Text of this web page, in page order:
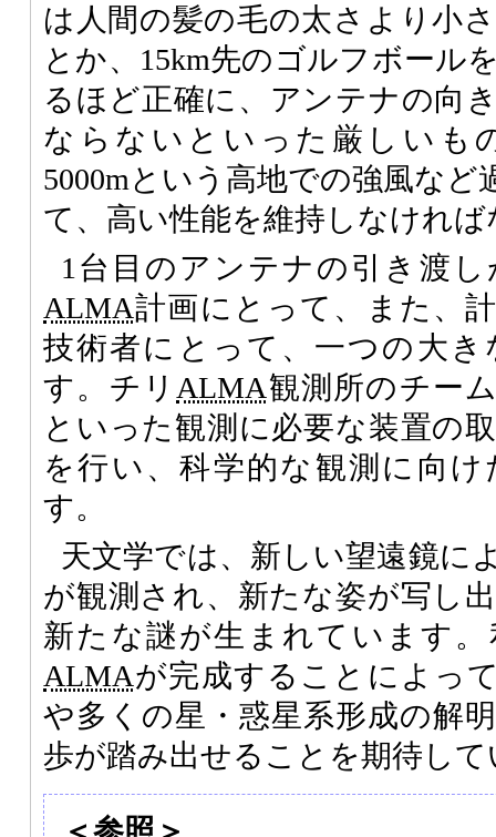
は人間の髪の毛の太さより小
とか、15km先のゴルフボール
るほど正確に、アンテナの向
ならないといった厳しいも
5000mという高地での強風など
て、高い性能を維持しなけれ
1台目のアンテナの引き渡
ALMA計画にとって、また、
技術者にとって、一つの大
す。チリ ALMA観測所のチー
といった観測に必要な装置の
を行い、科学的な観測に向
す。
天文学では、新しい望遠鏡に
が観測され、新たな姿が写し
新たな謎が生まれています
ALMAが完成することによっ
や多くの星・惑星系形成の解
歩が踏み出せることを期待し